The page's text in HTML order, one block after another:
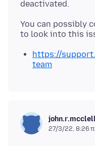
You can possibly
https://
team
27/3/22, 8:26